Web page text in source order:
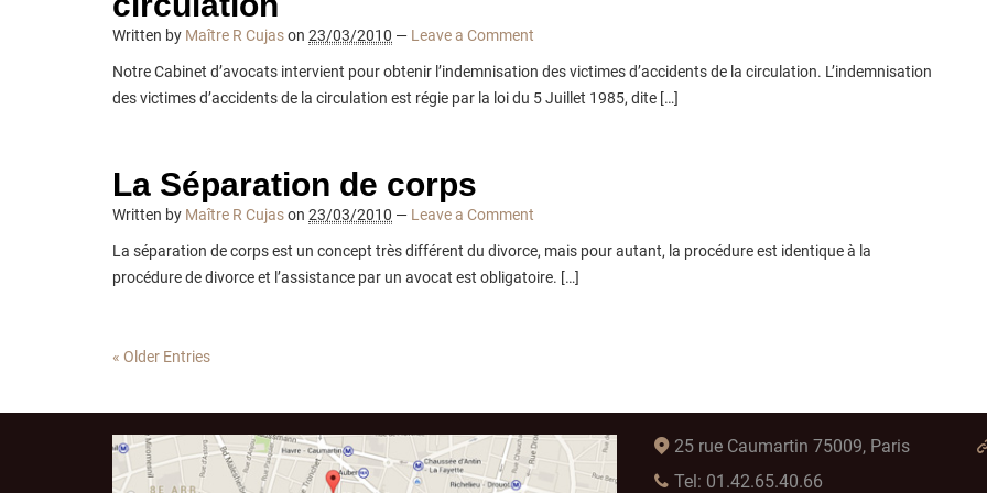
Written by Maître R Cujason 23/03/2010 — Leave a Comment
Notre Cabinet d’avocats intervient pour obtenir l’indemnisation des victimes d’accidents de la circulation. L’indemnisation
des victimes d’accidents de la circulation est régie par la loi du 5 Juillet 1985, dite […]
La Séparation de corps
Written by Maître R Cujason 23/03/2010 — Leave a Comment
La séparation de corps est un concept très différent du divorce, mais pour autant, la procédure est identique à la
procédure de divorce et l’assistance par un avocat est obligatoire. […]
« Older Entries
25 rue Caumartin 75009, Paris
Tel: 01.42.65.40.66